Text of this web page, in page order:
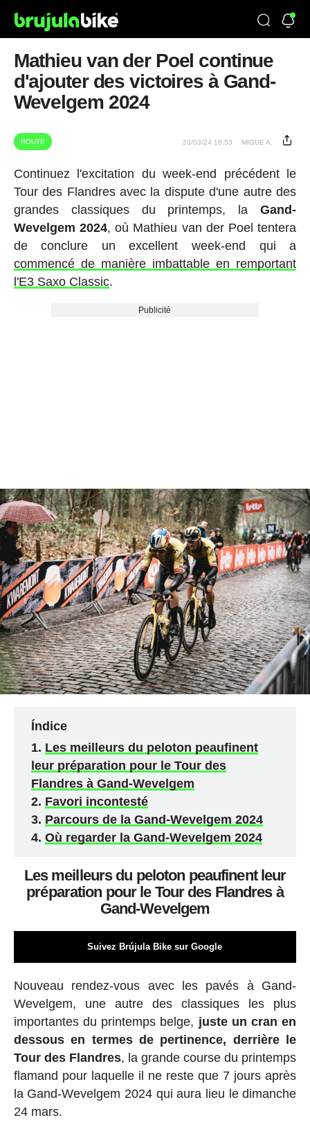
Mathieu van der Poel continue
d'ajouter des victoires à Gand-
Wevelgem 2024
ROUTE 23/03/24 16:53 MIGUE A.
Continuez l'excitation du week-end précédent le
Tour des Flandres avec la dispute d'une autre des
grandes classiques du printemps, laGand-
Wevelgem 2024, où Mathieu van der Poel tentera
de conclure un excellent week-end qui a
commencé de manière imbattable en remportant
l'E3 Saxo Classic.
Publicité
Índice
Les meilleurs du peloton peaufinent
leur préparation pour le Tour des
Flandres à Gand-Wevelgem
Favori incontesté
Parcours de la Gand-Wevelgem 2024
Où regarder la Gand-Wevelgem 2024
Les meilleurs du peloton peaufinent leur
préparation pour le Tour des Flandres à
Gand-Wevelgem
Suivez Brújula Bike sur Google
Nouveau rendez-vous avec les pavés à Gand-
Wevelgem, une autre des classiques les plus
importantes du printemps belge, juste un cran en
dessous en termes de pertinence, derrière le
Tour des Flandres, la grande course du printemps
flamand pour laquelle il ne reste que 7 jours après
la Gand-Wevelgem 2024 qui aura lieu le dimanche
24 mars.